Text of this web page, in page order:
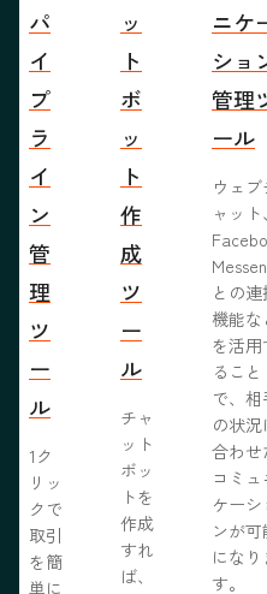
パ
イ
プ
ラ
イ
ン
管
理
ツ
ー
ル
1ク
リッ
クで
取引
を簡
単に
ッ
ト
ボ
ッ
ト
作
成
ツ
ー
ル
チャ
ット
ボッ
トを
作成
すれ
ば、
ニケ
ショ
管理
ール
ウェブ
ャット、
との
機能な
を活用
ること
で、相
の状況
合わせ
コミュ
ケーシ
ンが可
になり
す。